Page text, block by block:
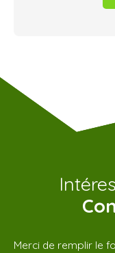
Merci de remplir le